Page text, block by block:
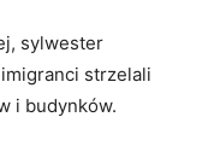
sylwester
strzelali
i budynków.